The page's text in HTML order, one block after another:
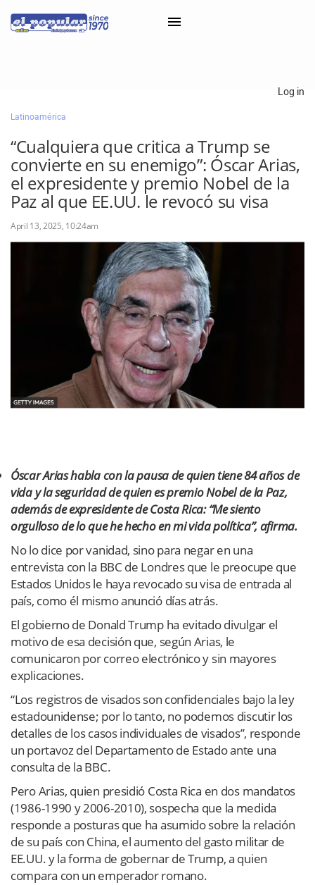
Classifieds
Categorías
Iniciar sesión con Clascal
×
Log in
Latinoamérica
“Cualquiera que critica a Trump se
convierte en su enemigo”: Óscar Arias,
el expresidente y premio Nobel de la
Paz al que EE.UU. le revocó su visa
April 13, 2025, 10:24am
Óscar Arias habla con la pausa de quien tiene 84 años de
vida y la seguridad de quien es premio Nobel de la Paz,
además de expresidente de Costa Rica: “Me siento
orgulloso de lo que he hecho en mi vida política”, afirma.
No lo dice por vanidad, sino para negar en una
entrevista con la BBC de Londres que le preocupe que
Estados Unidos le haya revocado su visa de entrada al
país, como él mismo anunció días atrás.
El gobierno de Donald Trump ha evitado divulgar el
motivo de esa decisión que, según Arias, le
comunicaron por correo electrónico y sin mayores
explicaciones.
“Los registros de visados son confidenciales bajo la ley
estadounidense; por lo tanto, no podemos discutir los
detalles de los casos individuales de visados”, responde
un portavoz del Departamento de Estado ante una
consulta de la BBC.
Pero Arias, quien presidió Costa Rica en dos mandatos
(1986-1990 y 2006-2010), sospecha que la medida
responde a posturas que ha asumido sobre la relación
de su país con China, el aumento del gasto militar de
EE.UU. y la forma de gobernar de Trump, a quien
compara con un emperador romano.